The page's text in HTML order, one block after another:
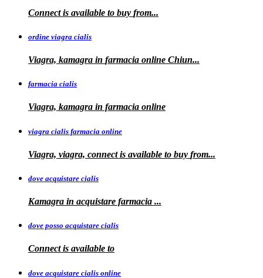
Connect is available to buy from...
ordine viagra cialis
Viagra, kamagra in farmacia online Chiun...
farmacia cialis
Viagra, kamagra in farmacia online
viagra cialis farmacia online
Viagra, viagra, connect is available to buy from...
dove acquistare cialis
Kamagra in acquistare farmacia ...
dove posso acquistare cialis
Connect is available to
dove acquistare cialis online